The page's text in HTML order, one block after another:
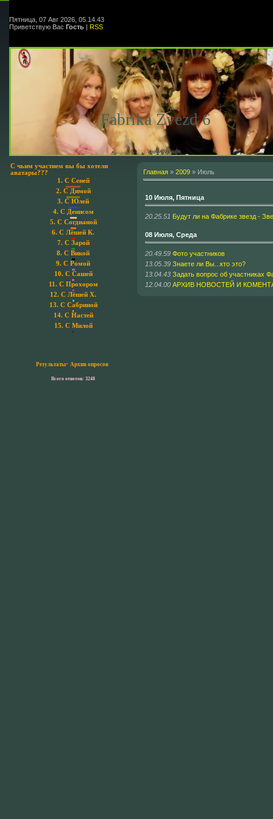
Пятница, 07 Авг 2026, 05.14.43
Приветствую Вас Гость | RSS
Fabrika Zvezd 6
С чьим участием вы бы хотели
аватары???
1. С Сеней
2. С Димой
3. С Юлей
4. С Денисом
5. С Согдианой
6. С Лёшей К.
7. С Зарой
8. С Викой
9. С Ромой
10. С Сашей
11. С Прохором
12. С Лёшей Х.
13. С Сабриной
14. С Настей
15. С Милой
Результаты· Архив опросов
Всего ответов: 3248
Главная » 2009 » Июль
10 Июля, Пятница
20.25.51 Будут ли на Фабрике звезд -
08 Июля, Среда
20.49.59 Фото участников
13.05.39 Знаете ли Вы...кто это?
13.04.43 Задать вопрос об участниках
12.04.00 АРХИВ НОВОСТЕЙ И